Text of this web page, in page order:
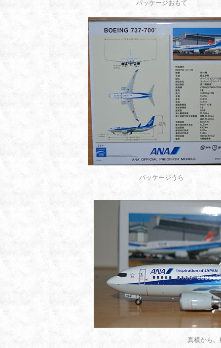
パッケージおもて
パッケージうら
真横から